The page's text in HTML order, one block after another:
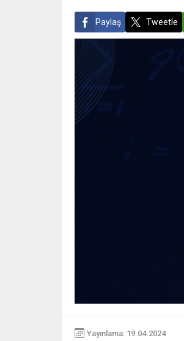
Paylaş Tweetle
Yayınlama: 19.04.2024